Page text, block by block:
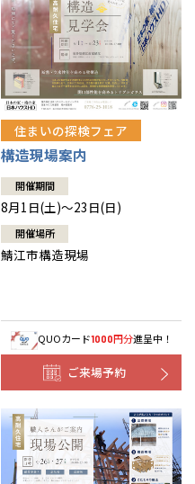
住まいの探検フェア
構造現場案内
開催期間
8月1日(土)～23日(日)
開催場所
鯖江市構造現場
QUOカード1000円分進呈中！
ご来場予約